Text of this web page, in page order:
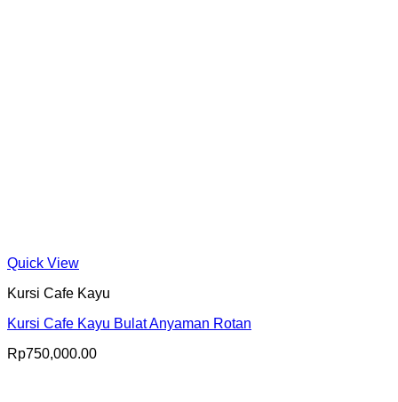
Quick View
Kursi Cafe Kayu
Kursi Cafe Kayu Bulat Anyaman Rotan
Rp750,000.00